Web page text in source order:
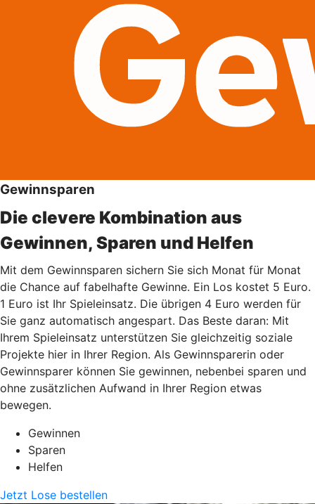
Gewinnsparen
Die clevere Kombination aus
Gewinnen, Sparen und Helfen
Mit dem Gewinnsparen sichern Sie sich Monat für Monat
die Chance auf fabelhafte Gewinne. Ein Los kostet 5 Euro.
1 Euro ist Ihr Spieleinsatz. Die übrigen 4 Euro werden für
Sie ganz automatisch angespart. Das Beste daran: Mit
Ihrem Spieleinsatz unterstützen Sie gleichzeitig soziale
Projekte hier in Ihrer Region. Als Gewinnsparerin oder
Gewinnsparer können Sie gewinnen, nebenbei sparen und
ohne zusätzlichen Aufwand in Ihrer Region etwas
bewegen.
Gewinnen
Sparen
Helfen
Jetzt Lose bestellen